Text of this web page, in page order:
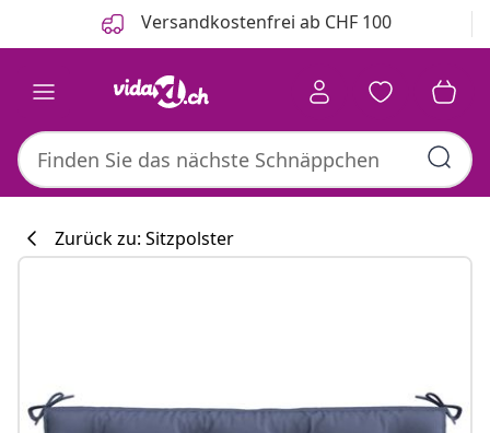
Versandkostenfrei ab CHF 100
Zurück zu: Sitzpolster